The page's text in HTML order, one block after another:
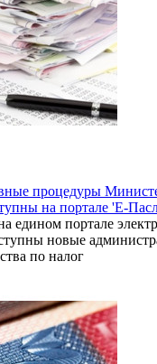
процедуры
на портале 'Е-
едином портале
новые
по налог